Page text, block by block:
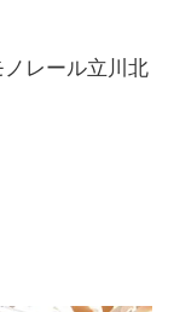
レール立川北